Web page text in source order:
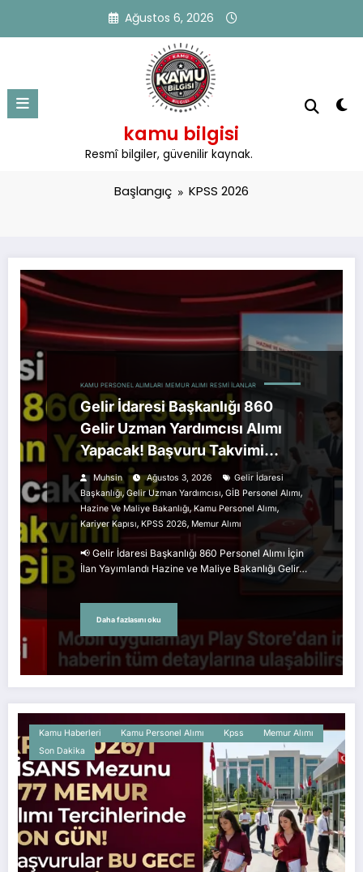
Ağustos 6, 2026
kamu bilgisi
Resmî bilgiler, güvenilir kaynak.
Etiket: KPSS 2026
Başlangıç KPSS 2026
KAMU PERSONEL ALIMLARI MEMUR ALIMI RESMI İLANLAR
Gelir İdaresi Başkanlığı 860
Gelir Uzman Yardımcısı Alımı
Yapacak! Başvuru Takvimi
Açıklandı
Muhsin Ağustos 3, 2026
Gelir İdaresi
Başkanlığı, Gelir Uzman Yardımcısı, GİB Personel Alımı,
Hazine Ve Maliye Bakanlığı, Kamu Personel Alımı,
Kariyer Kapısı, KPSS 2026, Memur Alımı
📢 Gelir İdaresi Başkanlığı 860 Personel Alımı İçin
İlan Yayımlandı Hazine ve Maliye Bakanlığı Gelir…
Daha fazlasını oku
Kamu Haberleri Kamu Personel Alımı Kpss
Memur Alımı
Son Dakika